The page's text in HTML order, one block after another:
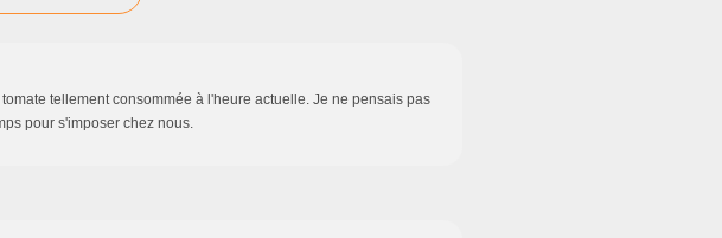
tellement consommée à l'heure actuelle. Je ne pensais pas
pour s'imposer chez nous.